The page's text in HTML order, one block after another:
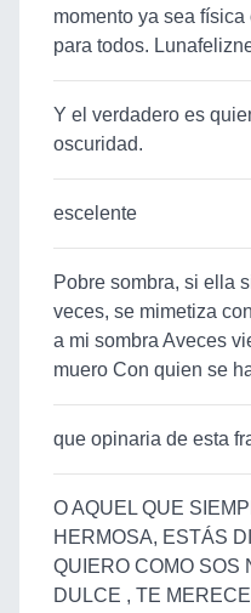
momento ya sea
para todos.
Y el verdadero es
oscuridad.
escelente
Pobre sombra, si ella
veces, se mimetiza
a mi sombra Aveces
muero Con quien se
que opinaria de esta
O AQUEL QUE
HERMOSA, ESTÁS
QUIERO COMO SOS
DULCE , TE